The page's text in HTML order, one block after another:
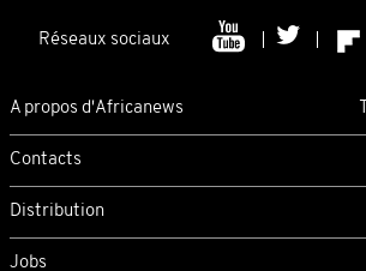
Réseaux sociaux
A propos d'Africanews
Contacts
Distribution
Jobs